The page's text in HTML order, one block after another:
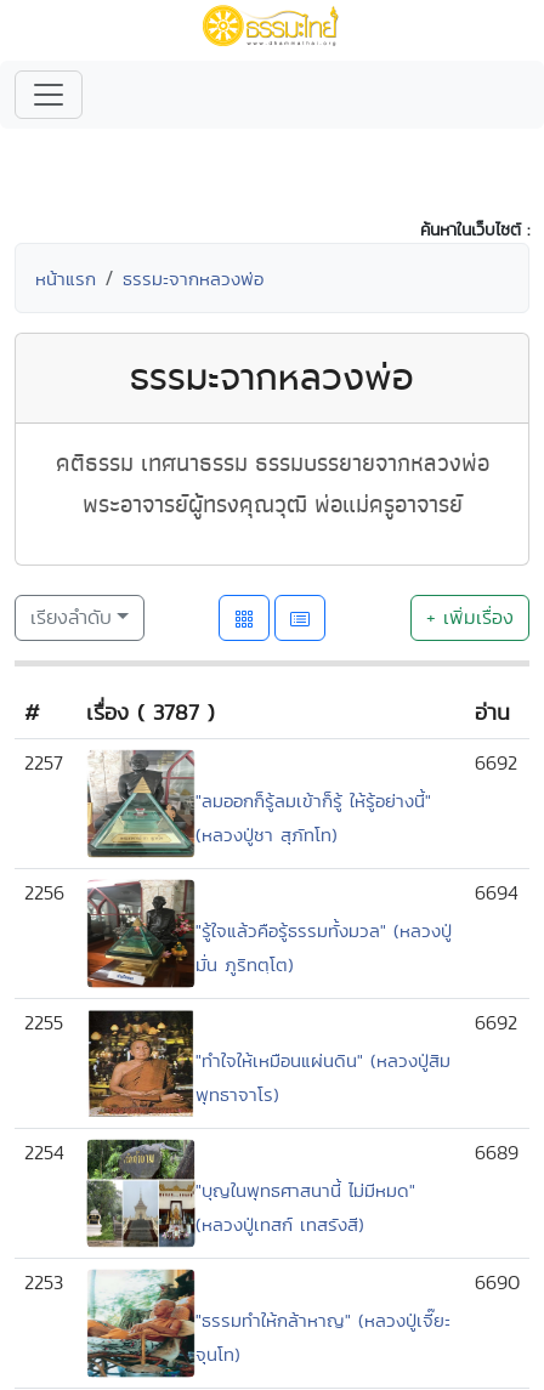
ค้นหาในเว็บไซต์ :
หน้าแรก ธรรมะจากหลวงพ่อ
ธรรมะจากหลวงพ่อ
คติธรรม เทศนาธรรม ธรรมบรรยายจากหลวงพ่อ
พระอาจารย์ผู้ทรงคุณวุฒิ พ่อแม่ครูอาจารย์
เรียงลำดับ + เพิ่มเรื่อง
# เรื่อง ( 3787 ) อ่าน
2257
"ลมออกก็รู้ลมเข้าก็รู้ ให้รู้อย่างนี้"
(หลวงปู่ชา สุภัทโท)
6692
2256
"รู้ใจแล้วคือรู้ธรรมทั้งมวล" (หลวงปู่
มั่น ภูริทตฺโต)
6694
2255
"ทำใจให้เหมือนแผ่นดิน" (หลวงปู่สิม
พุทธาจาโร)
6692
2254
"บุญในพุทธศาสนานี้ ไม่มีหมด"
(หลวงปู่เทสก์ เทสรังสี)
6689
2253
"ธรรมทำให้กล้าหาญ" (หลวงปู่เจี๊ยะ
จุนโท)
6690